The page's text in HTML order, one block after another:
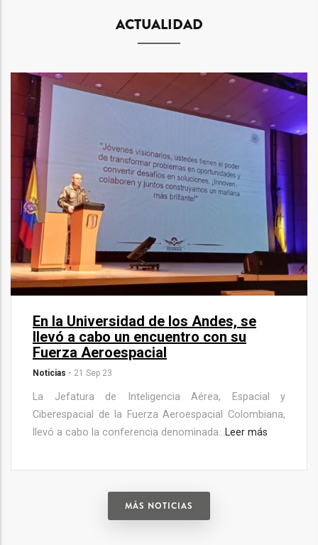
ACTUALIDAD
A sueños extraordinarios, grandes
avances
28 Jul 23
A partir de 1919, la Fuerza Aérea Colombiana ha
impulsado el control territorial, el desarrollo del país y
la garantía de los derechos,…
MÁS NOTICIAS